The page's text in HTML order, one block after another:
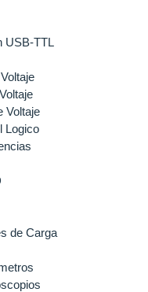
USB-TTL
Voltaje
Logico
de Carga